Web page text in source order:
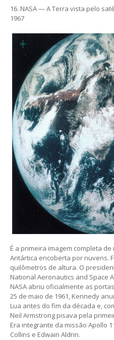
16. NASA — A Terra vista pelo
1967
É a primeira imagem completa
Antártica encoberta por nuvens.
quilômetros de altura. O
National Aeronautics and Space
NASA abriu oficialmente as
25 de maio de 1961, Kennedy
Lua antes do fim da década e,
Neil Armstrong pisava pela
Era integrante da missão Apollo
Collins e Edwain Aldrin.